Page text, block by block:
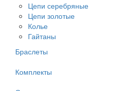
Цепи серебряные
Цепи золотые
Колье
Гайтаны
Браслеты
Комплекты